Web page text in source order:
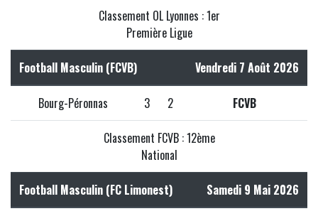
Classement OL Lyonnes : 1er
Première Ligue
Football Masculin (FCVB) Vendredi 7 Août 2026
Bourg-Péronnas 3 2 FCVB
Classement FCVB : 12ème
National
Football Masculin (FC Limonest) Samedi 9 Mai 2026